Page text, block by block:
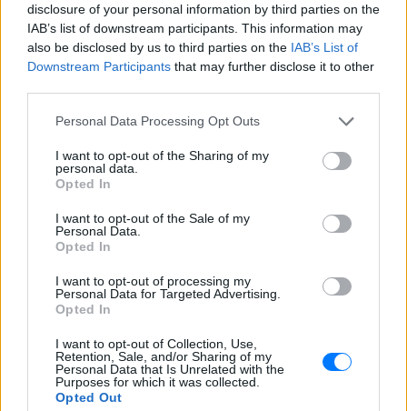
disclosure of your personal information by third parties on the
IAB’s list of downstream participants. This information may
also be disclosed by us to third parties on the IAB’s List of
Downstream Participants that may further disclose it to other
Personal Data Processing Opt Outs
I want to opt-out of the Sharing of my
personal data.
Opted In
I want to opt-out of the Sale of my
Personal Data.
Opted In
I want to opt-out of processing my
Personal Data for Targeted Advertising.
Opted In
I want to opt-out of Collection, Use,
Retention, Sale, and/or Sharing of my
Personal Data that Is Unrelated with the
Purposes for which it was collected.
Opted Out
ΔΙΑΦΗΜΙΣΗ